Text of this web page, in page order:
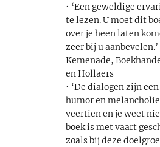
• ‘Een geweldige
te lezen. U moet dit
over je heen laten
zeer bij u
Kemenade,
en Hollaers
• ‘De dialogen zijn
humor en
veertien en je weet
boek is met vaart
zoals bij deze